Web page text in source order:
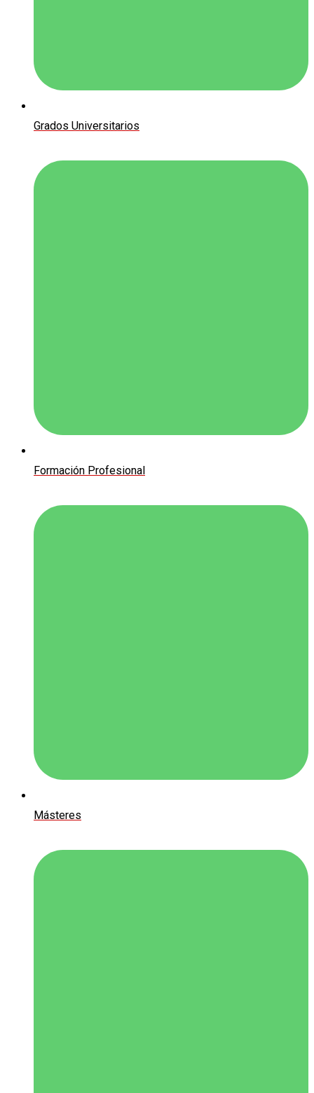
Grados Universitarios
Formación Profesional
Másteres